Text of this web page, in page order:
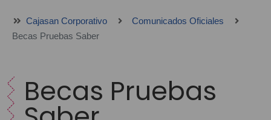
Cajasan Corporativo
Comunicados Oficiales
Becas Pruebas Saber
Becas Pruebas